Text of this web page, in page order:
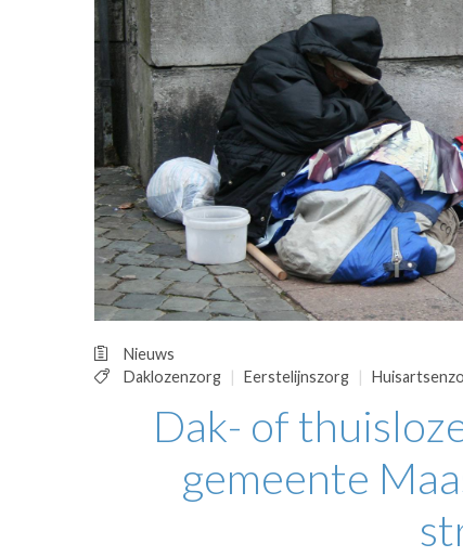
OPINIE
TARIEVEN
MEDISCHE
INLOGGEN
REGISTRATIE
Nieuws
Daklozenzorg
Eerstelijnszorg
Dak- of
gemeente